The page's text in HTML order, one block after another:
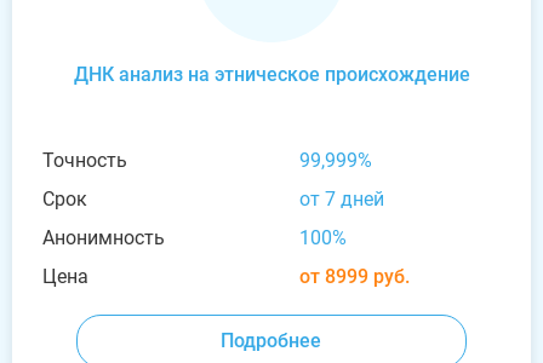
ДНК анализ на этническое происхождение
Точность
99,999%
Срок
от 7 дней
Анонимность
100%
Цена
от 8999 руб.
Подробнее